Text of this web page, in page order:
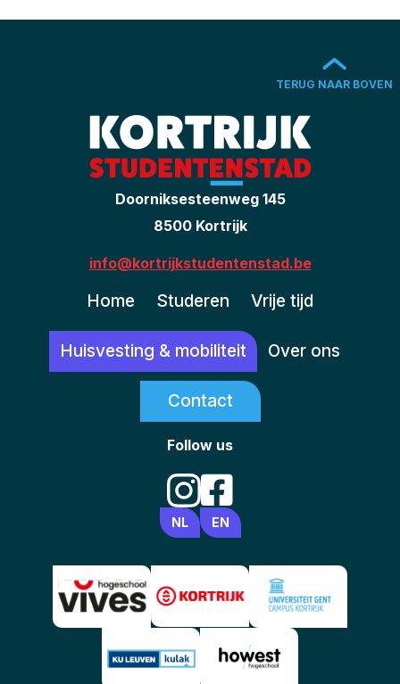
TERUG NAAR BOVEN
Doorniksesteenweg 145
8500 Kortrijk
info@kortrijkstudentenstad.be
Home Studeren Vrije tijd
Huisvesting & mobiliteit Over ons
Contact
Follow us
NL EN